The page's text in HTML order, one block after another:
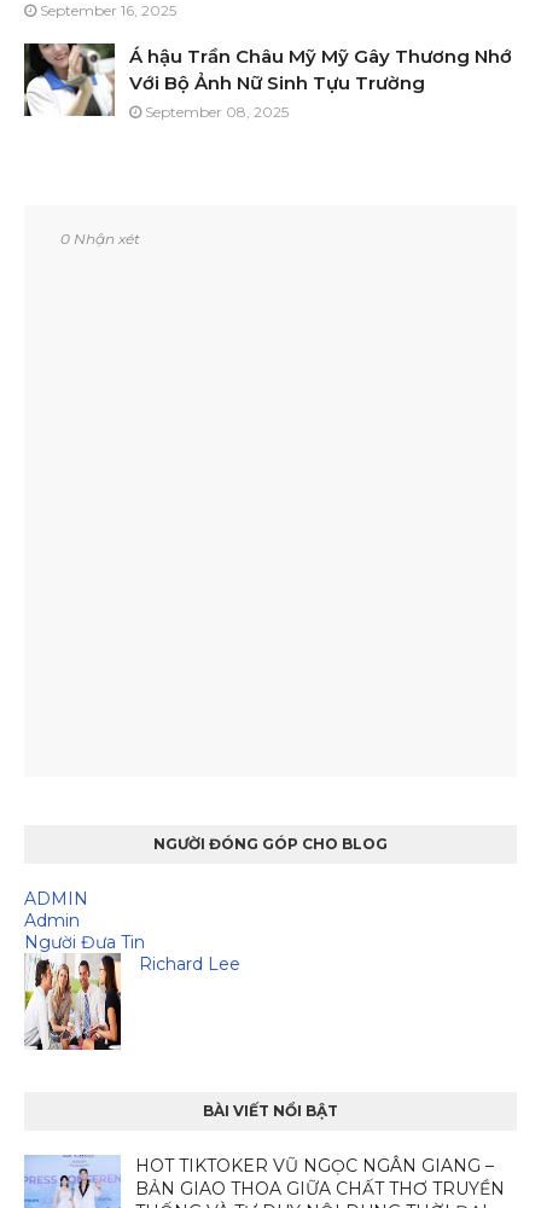
September 16, 2025
Á hậu Trần Châu Mỹ Mỹ Gây Thương Nhớ
Với Bộ Ảnh Nữ Sinh Tựu Trường
September 08, 2025
0 Nhận xét
NGƯỜI ĐÓNG GÓP CHO BLOG
ADMIN
Admin
Người Đưa Tin
Richard Lee
BÀI VIẾT NỔI BẬT
HOT TIKTOKER VŨ NGỌC NGÂN GIANG –
BẢN GIAO THOA GIỮA CHẤT THƠ TRUYỀN